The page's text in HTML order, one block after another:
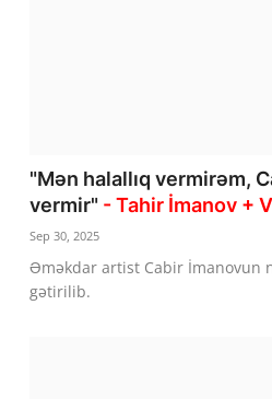
"Mən halallıq vermirəm,
vermir" - Tahir İmanov +
Sep 30, 2025
Əməkdar artist Cabir İmanovun
gətirilib.